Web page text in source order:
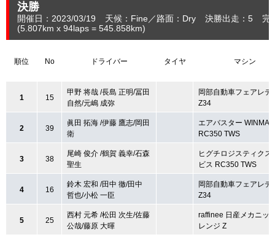
決勝
開催日：2023/03/19 天候：Fine 路面：Dry 決勝出走：5
完
(5.807km x 94laps = 545.858km)
順位 No ドライバー タイヤ マシン
1 15
甲野 将哉 /長島 正明/冨田
自然/元嶋 成弥
岡部自動車フェアレデ
Z34
2 39
眞田 拓海 /伊藤 鷹志/岡田
衛
エアバスター WINMAX
RC350 TWS
3 38
尾崎 俊介 /鶴賀 義幸/石森
聖生
ヒグチロジスティクス
ビス RC350 TWS
4 16
鈴木 宏和 /田中 徹/田中
哲也/小松 一臣
岡部自動車フェアレデ
Z34
5 25
西村 元希 /松田 次生/佐藤
公哉/藤原 大暉
raffinee 日産メカニッ
レンジ Z